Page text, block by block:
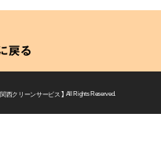
戻る
西クリーンサービス 】 All Rights Reserved.